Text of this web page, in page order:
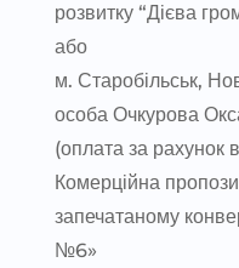
розвитку “Дієва
або
м. Старобільськ,
особа Очкурова
(оплата за рахунок
Комерційна
запечатаному
№6»